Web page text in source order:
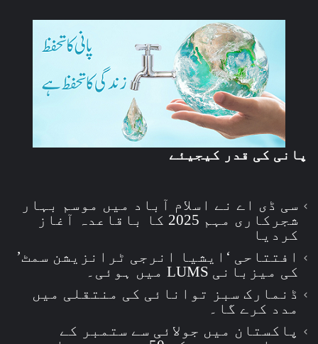
پانی کی قدر کیجیئے
سی ڈی اے نے اسلام آباد میں موسم بہار
شجرکاری مہم 2025 کا باقاعدہ آغاز
کردیا
افتتاحی ‘ایشیا انرجی ٹرانزیشن سمٹ’
کی میزبانی LUMS میں ہوئی۔
ڈنمارک سبز توانائی کی منتقلی میں
مدد کرے گا۔
پاکستان میں جولائی سے ستمبر کے